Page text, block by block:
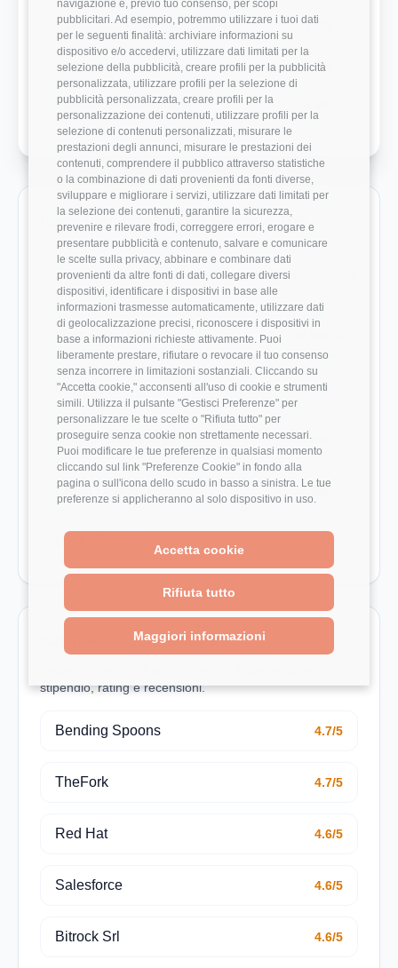
navigazione e, previo tuo consenso, per scopi
pubblicitari. Ad esempio, potremmo utilizzare i tuoi dati
per le seguenti finalità: archiviare informazioni su
dispositivo e/o accedervi, utilizzare dati limitati per la
selezione della pubblicità, creare profili per la pubblicità
personalizzata, utilizzare profili per la selezione di
pubblicità personalizzata, creare profili per la
personalizzazione dei contenuti, utilizzare profili per la
selezione di contenuti personalizzati, misurare le
prestazioni degli annunci, misurare le prestazioni dei
contenuti, comprendere il pubblico attraverso statistiche
o la combinazione di dati provenienti da fonti diverse,
sviluppare e migliorare i servizi, utilizzare dati limitati per
la selezione dei contenuti, garantire la sicurezza,
prevenire e rilevare frodi, correggere errori, erogare e
presentare pubblicità e contenuto, salvare e comunicare
le scelte sulla privacy, abbinare e combinare dati
provenienti da altre fonti di dati, collegare diversi
dispositivi, identificare i dispositivi in base alle
informazioni trasmesse automaticamente, utilizzare dati
di geolocalizzazione precisi, riconoscere i dispositivi in
base a informazioni richieste attivamente. Puoi
liberamente prestare, rifiutare o revocare il tuo consenso
senza incorrere in limitazioni sostanziali. Cliccando su
"Accetta cookie," acconsenti all'uso di cookie e strumenti
simili. Utilizza il pulsante "Gestisci Preferenze" per
personalizzare le tue scelte o "Rifiuta tutto" per
proseguire senza cookie non strettamente necessari.
Puoi modificare le tue preferenze in qualsiasi momento
cliccando sul link "Preferenze Cookie" in fondo alla
pagina o sull'icona dello scudo in basso a sinistra. Le tue
preferenze si applicheranno al solo dispositivo in uso.
Accetta cookie
Rifiuta tutto
Maggiori informazioni
Modernità Stack Tecnologico 2.5/5
Bilanciamento Vita-Lavoro 3.8/5
Crescita Professionale
Ruoli monitorati in Be Shaping The
Future
Vai direttamente ai ruoli con dati disponibili e benchmark
salariali reali.
Data Scientist
Developer 31.350 €
IT Business Analyst 36.000 €
Project Manager 55.000 €
UX-UI Designer
Aziende da confrontare
stipendio, rating e recensioni.
Bending Spoons 4.7/5
TheFork 4.7/5
Red Hat 4.6/5
Salesforce 4.6/5
Bitrock Srl 4.6/5